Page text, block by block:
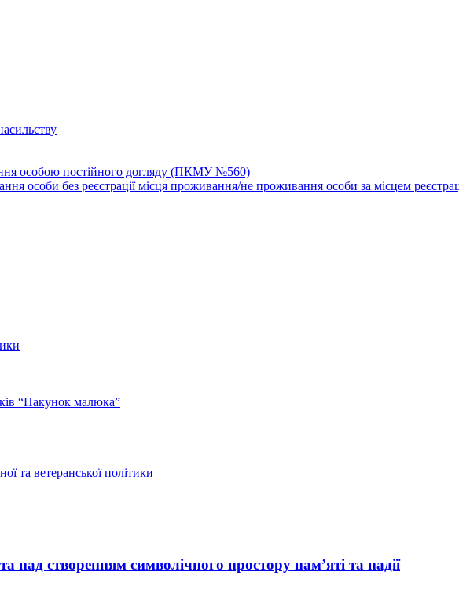
особою постійного догляду (ПКМУ №560)
особи без реєстрації місця проживання/не проживання особи за місцем
“Пакунок малюка”
та ветеранської політики
над створенням символічного простору пам’яті та надії